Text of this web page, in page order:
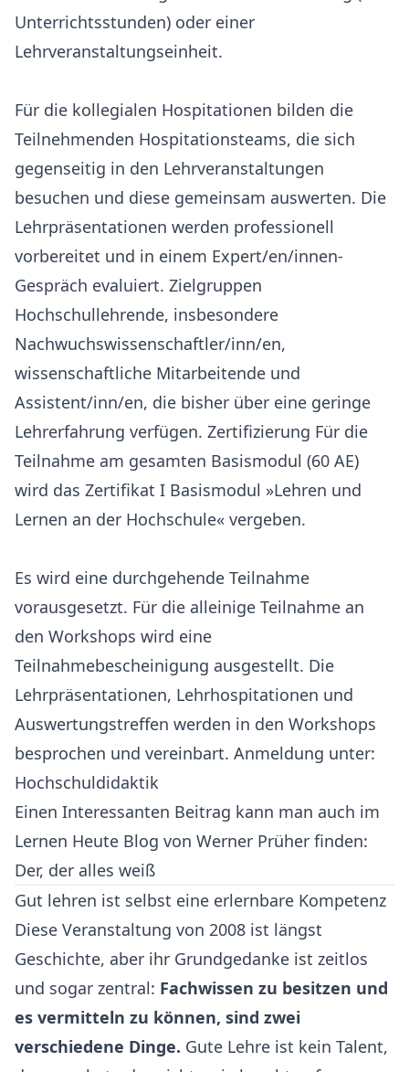
Unterrichtsstunden) oder einer
Lehrveranstaltungseinheit.
Für die kollegialen Hospitationen bilden die
Teilnehmenden Hospitationsteams, die sich
gegenseitig in den Lehrveranstaltungen
besuchen und diese gemeinsam auswerten. Die
Lehrpräsentationen werden professionell
vorbereitet und in einem Expert/en/innen-
Gespräch evaluiert. Zielgruppen
Hochschullehrende, insbesondere
Nachwuchswissenschaftler/inn/en,
wissenschaftliche Mitarbeitende und
Assistent/inn/en, die bisher über eine geringe
Lehrerfahrung verfügen. Zertifizierung Für die
Teilnahme am gesamten Basismodul (60 AE)
wird das Zertifikat I Basismodul »Lehren und
Lernen an der Hochschule« vergeben.
Es wird eine durchgehende Teilnahme
vorausgesetzt. Für die alleinige Teilnahme an
den Workshops wird eine
Teilnahmebescheinigung ausgestellt. Die
Lehrpräsentationen, Lehrhospitationen und
Auswertungstreffen werden in den Workshops
besprochen und vereinbart. Anmeldung unter:
Hochschuldidaktik
Einen Interessanten Beitrag kann man auch im
Lernen Heute Blog von Werner Prüher finden:
Der, der alles weiß
Gut lehren ist selbst eine erlernbare Kompetenz
Diese Veranstaltung von 2008 ist längst
Geschichte, aber ihr Grundgedanke ist zeitlos
und sogar zentral: Fachwissen zu besitzen und
es vermitteln zu können, sind zwei
verschiedene Dinge. Gute Lehre ist kein Talent,